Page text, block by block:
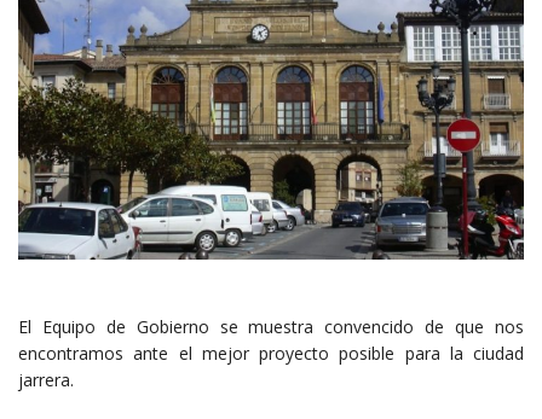
El Equipo de Gobierno se muestra convencido de que nos
encontramos ante el mejor proyecto posible para la ciudad
jarrera.